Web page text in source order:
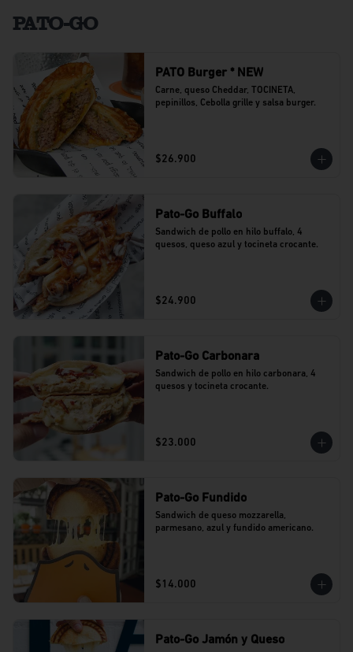
PATO-GO
PATO Burger * NEW
Carne, queso Cheddar, TOCINETA,
pepinillos, Cebolla grille y salsa burger.
$26.900
Pato-Go Buffalo
Sandwich de pollo en hilo buffalo, 4
quesos, queso azul y tocineta crocante.
$24.900
Pato-Go Carbonara
Sandwich de pollo en hilo carbonara, 4
quesos y tocineta crocante.
$23.000
Pato-Go Fundido
Sandwich de queso mozzarella,
parmesano, azul y fundido americano.
$14.000
Pato-Go Jamón y Queso